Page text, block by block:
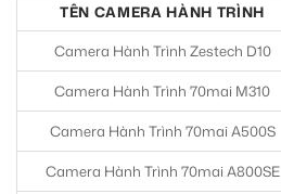
TÊN CAMERA HÀNH TRÌNH
Camera Hành Trình Zestech D10
Camera Hành Trình 70mai M310
Camera Hành Trình 70mai A500S
Camera Hành Trình 70mai A800SE